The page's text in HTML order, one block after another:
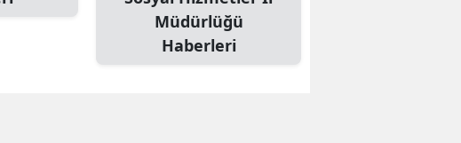
Müdürlüğü
Haberleri